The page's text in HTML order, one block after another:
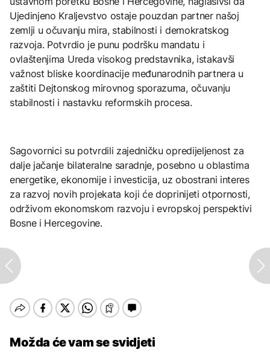
Ujedinjeno Kraljevstvo ostaje pouzdan partner našoj
zemlji u očuvanju mira, stabilnosti i demokratskog
razvoja. Potvrdio je punu podršku mandatu i
ovlaštenjima Ureda visokog predstavnika, istakavši
važnost bliske koordinacije međunarodnih partnera u
zaštiti Dejtonskog mirovnog sporazuma, očuvanju
stabilnosti i nastavku reformskih procesa.
Sagovornici su potvrdili zajedničku opredijeljenost za
dalje jačanje bilateralne saradnje, posebno u oblastima
energetike, ekonomije i investicija, uz obostrani interes
za razvoj novih projekata koji će doprinijeti otpornosti,
održivom ekonomskom razvoju i evropskoj perspektivi
Bosne i Hercegovine.
Možda će vam se svidjeti